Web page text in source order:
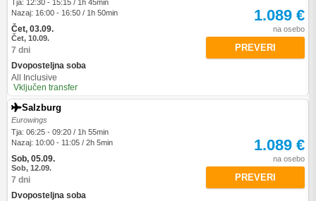
Tja: 12:30 - 15:15 / 1h 45min
Nazaj: 16:00 - 16:50 / 1h 50min
Čet, 03.09.
Čet, 10.09.
7 dni
Dvoposteljna soba
All Inclusive
Vključen transfer
1.089 €
na osebo
PREVERI
Salzburg
Eurowings
Tja: 06:25 - 09:20 / 1h 55min
Nazaj: 10:00 - 11:05 / 2h 5min
Sob, 05.09.
Sob, 12.09.
7 dni
Dvoposteljna soba
1.089 €
na osebo
PREVERI